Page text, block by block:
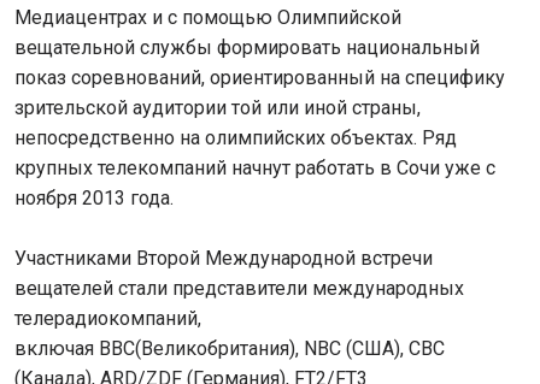
Медиацентрах и с помощью Олимпийской
вещательной службы формировать национальный
показ соревнований, ориентированный на специфику
зрительской аудитории той или иной страны,
непосредственно на олимпийских объектах. Ряд
крупных телекомпаний начнут работать в Сочи уже с
ноября 2013 года.
Участниками Второй Международной встречи
вещателей стали представители международных
телерадиокомпаний,
включая BBC(Великобритания), NBC (США), CBС
(Канада), ARD/ZDF (Германия), FT2/FT3